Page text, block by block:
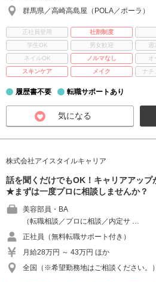
群馬県／高崎高島屋（POLA／ポーラ）
正社員登用 社割制度
学生OK
男女歓迎 週
ネイルOK
ノルマなし オ
スキンケア
メイク ナチ
履歴書不要 転職サポートあり
気になる
株式会社アイスタイルキャリア
話を聞くだけでもOK！キャリアアッ
★まずは一度プロに相談しませんか？
美容部員・BA
（転職相談／プロに相談／内定サ …
正社員（無料転職サポート付き）
月給28万円 ～ 43万円 ほか
全国（※希望勤務地はご相談ください。）